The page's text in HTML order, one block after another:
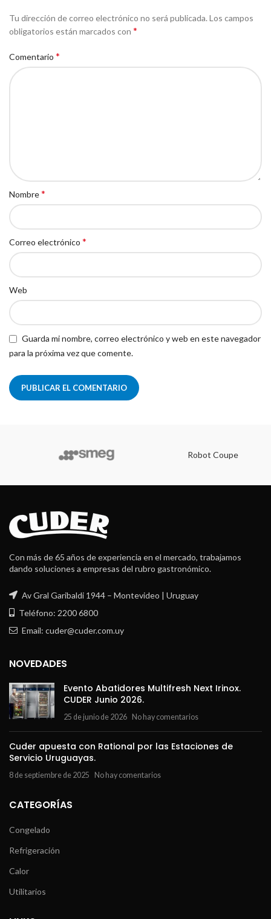
Tu dirección de correo electrónico no será publicada. Los campos
obligatorios están marcados con *
Comentario *
Nombre*
Correo electrónico *
Web
Guarda mi nombre, correo electrónico y web en este navegador
para la próxima vez que comente.
Robot Coupe
Con más de 65 años de experiencia en el mercado, trabajamos
dando soluciones a empresas del rubro gastronómico.
Av Gral Garibaldi 1944 – Montevideo | Uruguay
Teléfono: 2200 6800
Email: cuder@cuder.com.uy
NOVEDADES
Evento Abatidores Multifresh Next Irinox.
CUDER Junio 2026.
25 de junio de 2026 No hay comentarios
Cuder apuesta con Rational por las Estaciones de
Servicio Uruguayas.
8 de septiembre de 2025 No hay comentarios
CATEGORÍAS
Congelado
Refrigeración
Calor
Utilitarios